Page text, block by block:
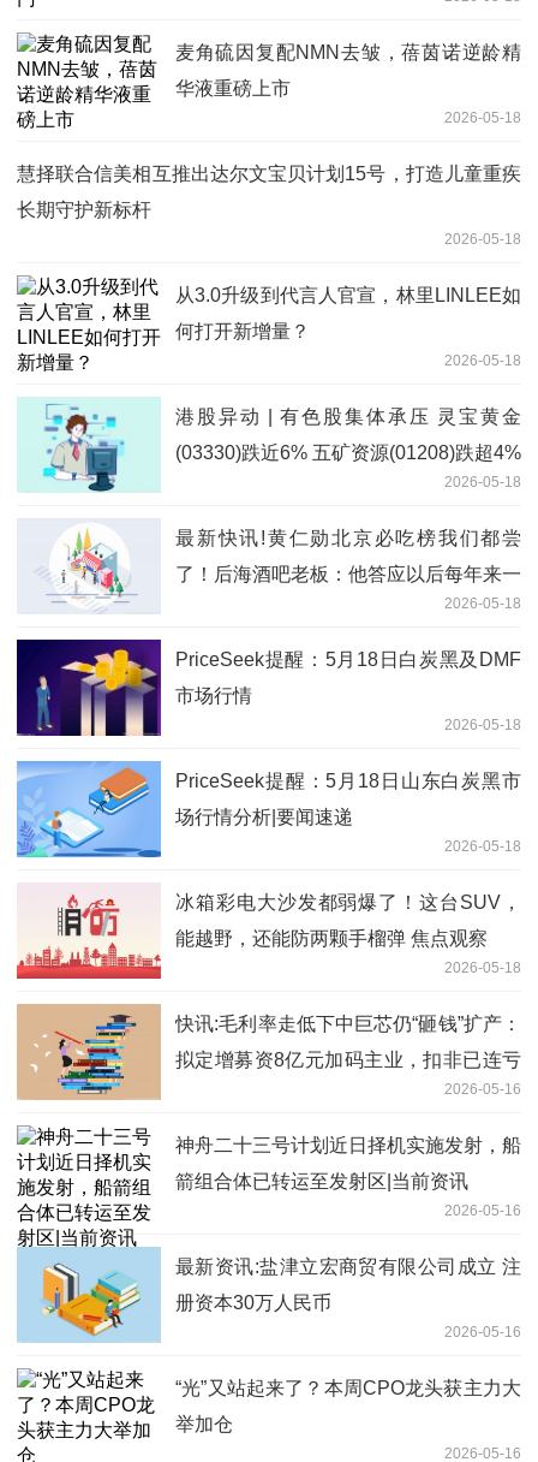
麦角硫因复配NMN去皱，蓓茵诺逆龄精
华液重磅上市
2026-05-18
慧择联合信美相互推出达尔文宝贝计划15号，打造儿童重疾
长期守护新标杆
2026-05-18
从3.0升级到代言人官宣，林里LINLEE如
何打开新增量？
2026-05-18
港股异动 | 有色股集体承压 灵宝黄金
(03330)跌近6% 五矿资源(01208)跌超4%
2026-05-18
最新快讯!黄仁勋北京必吃榜我们都尝
了！后海酒吧老板：他答应以后每年来一
2026-05-18
PriceSeek提醒：5月18日白炭黑及DMF
市场行情
2026-05-18
PriceSeek提醒：5月18日山东白炭黑市
场行情分析|要闻速递
2026-05-18
冰箱彩电大沙发都弱爆了！这台SUV，
能越野，还能防两颗手榴弹 焦点观察
2026-05-18
快讯:毛利率走低下中巨芯仍“砸钱”扩产：
拟定增募资8亿元加码主业，扣非已连亏
2026-05-16
神舟二十三号计划近日择机实施发射，船
箭组合体已转运至发射区|当前资讯
2026-05-16
最新资讯:盐津立宏商贸有限公司成立 注
册资本30万人民币
2026-05-16
“光”又站起来了？本周CPO龙头获主力大
举加仓
2026-05-16